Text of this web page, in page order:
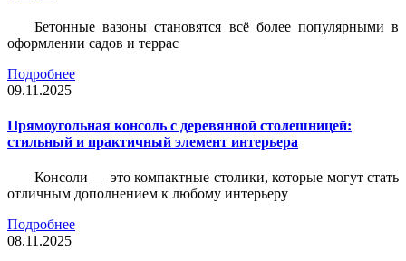
Бетонные вазоны становятся всё более популярными в
оформлении садов и террас
Подробнее
09.11.2025
Прямоугольная консоль с деревянной столешницей:
стильный и практичный элемент интерьера
Консоли — это компактные столики, которые могут стать
отличным дополнением к любому интерьеру
Подробнее
08.11.2025